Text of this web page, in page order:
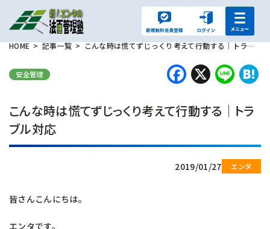
HOME 記事一覧 こんな時は慌てずじっくり考えて行動する｜トラブル対応
安全管理 X
こんな時は慌てずじっくり考えて行動する｜トラ
ブル対応
2019/01/27
皆さんこんにちは。
エンタです。